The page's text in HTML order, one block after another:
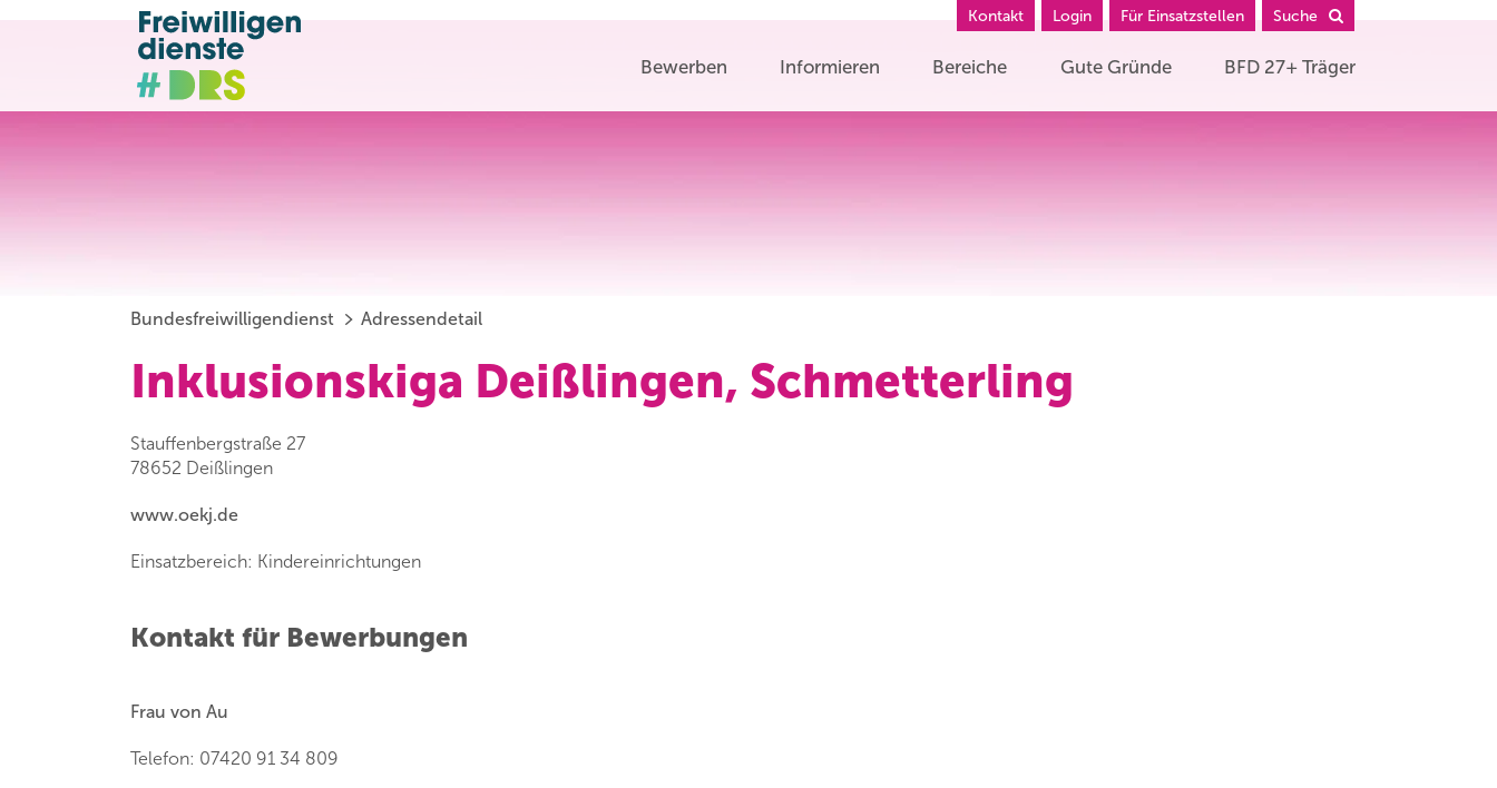
Kontakt Login Für Einsatzstellen Suche
Bewerben Informieren Bereiche Gute Gründe BFD 27+ Träger
Bundesfreiwilligendienst Adressendetail
Inklusionskiga Deißlingen, Schmetterling
Stauffenbergstraße 27
78652 Deißlingen
www.oekj.de
Einsatzbereich: Kindereinrichtungen
Kontakt für Bewerbungen
Frau von Au
Telefon: 07420 91 34 809